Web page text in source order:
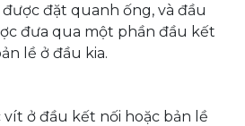
được đặt quanh ống, và đầu
đưa qua một phần đầu kết
lề ở đầu kia.
ở đầu kết nối hoặc bản lề